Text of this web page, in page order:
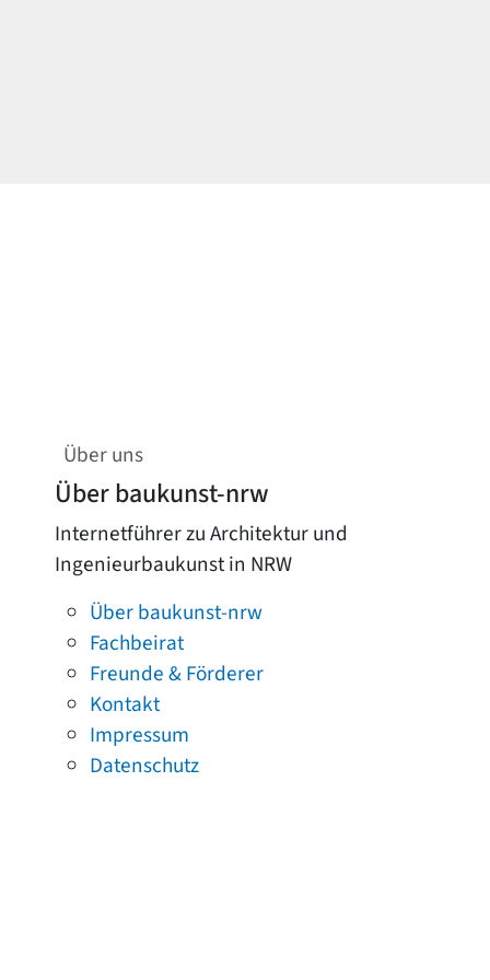
Über uns
Über baukunst-nrw
Internetführer zu Architektur und
Ingenieurbaukunst in NRW
Über baukunst-nrw
Fachbeirat
Freunde & Förderer
Kontakt
Impressum
Datenschutz